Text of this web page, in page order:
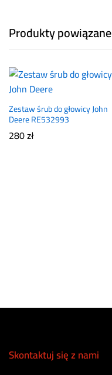
Produkty powiązane
Zestaw śrub do głowicy John
Deere RE532993
280zł
Skontaktuj się z nami